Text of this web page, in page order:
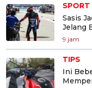
SPORT
Sasis
Jelang
9 jam
TIPS
Ini